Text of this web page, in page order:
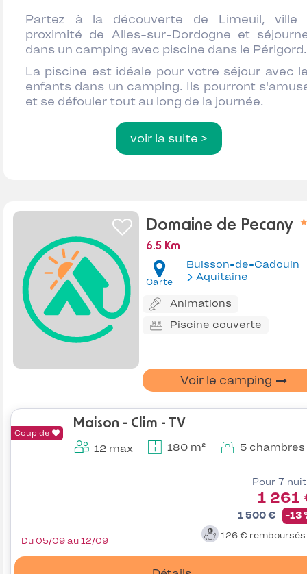
Partez à la découverte de Limeuil, ville
proximité de Alles-sur-Dordogne et
dans un camping avec piscine dans le Périgord.
La piscine est idéale pour votre séjour avec
enfants dans un camping. Ils pourront
et se défouler tout au long de la journée.
voir la suite >
Domaine de Pecany
6.5 Km
Carte
Buisson-de-Cadouin
Aquitaine
Animations
Piscine couverte
Voir le camping
Coup de
Maison - Clim - TV
12 max 180 m² 5 chambres
Pour 7
1 261
1 500 € -13
126 € remboursés
Du 05/09 au 12/09